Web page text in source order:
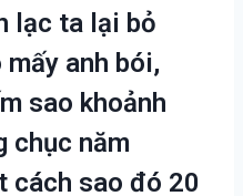
lạc ta lại bỏ
anh bói,
sao khoảnh
chục năm
cách sao đó 20